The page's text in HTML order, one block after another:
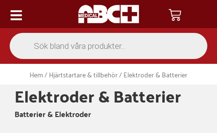
innehåll
Products
search
Hem/Hjärtstartare & tillbehör/ Elektroder & Batterier
Elektroder & Batterier
Batterier & Elektroder